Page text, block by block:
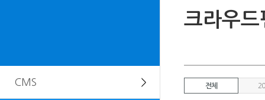
CMS ＞
크라우드
전체